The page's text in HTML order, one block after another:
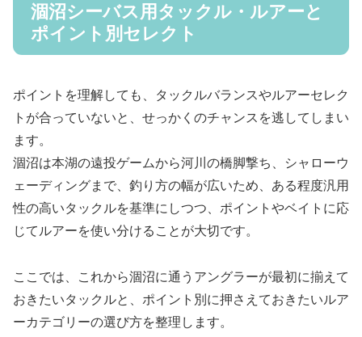
涸沼シーバス用タックル・ルアーと
ポイント別セレクト
ポイントを理解しても、タックルバランスやルアーセレク
トが合っていないと、せっかくのチャンスを逃してしまい
ます。
涸沼は本湖の遠投ゲームから河川の橋脚撃ち、シャローウ
ェーディングまで、釣り方の幅が広いため、ある程度汎用
性の高いタックルを基準にしつつ、ポイントやベイトに応
じてルアーを使い分けることが大切です。
ここでは、これから涸沼に通うアングラーが最初に揃えて
おきたいタックルと、ポイント別に押さえておきたいルア
ーカテゴリーの選び方を整理します。